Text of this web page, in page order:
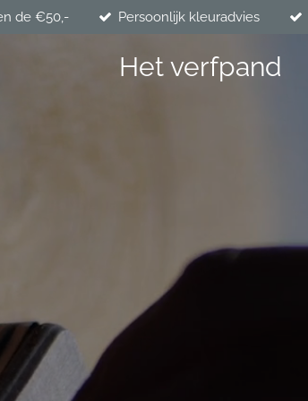
de €50,- Persoonlijk kleuradvies
Het verfpand